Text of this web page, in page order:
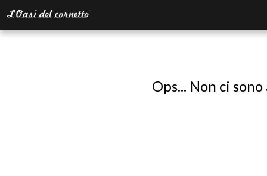
Ops... Non ci